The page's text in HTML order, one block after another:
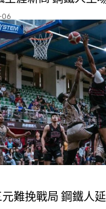
難挽戰局 鋼鐵人